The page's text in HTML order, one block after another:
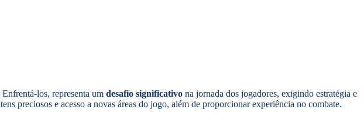
los, representa um desafio significativo na jornada dos jogadores, exigindo estratégia e
preciosos e acesso a novas áreas do jogo, além de proporcionar experiência no combate.